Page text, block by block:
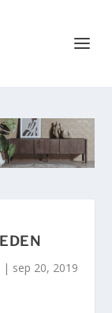
| sep 20, 2019